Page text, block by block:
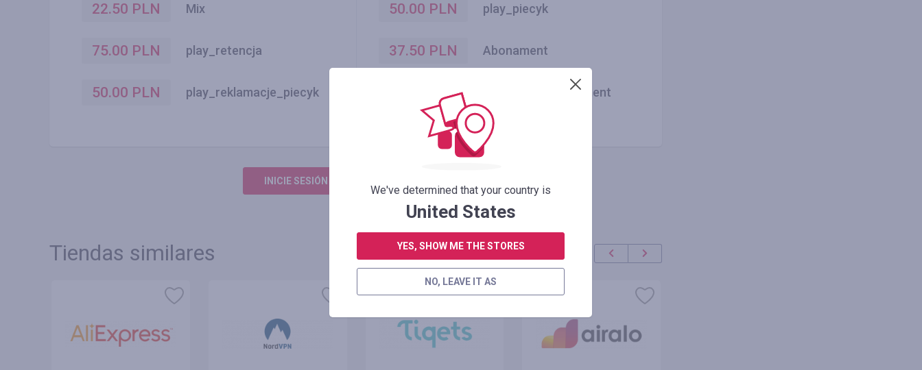
22.50 PLN Mix
75.00 PLN play_retencja
50.00 PLN play_reklamacje_piecyk
50.00 PLN play_piecyk
37.50 PLN Abonament
PLN Internet na abonament
INICIE SESIÓN PARA DEJAR UNA RESEÑA
Tiendas similares
We've determined that your country is
United States
YES, SHOW ME THE STORES
NO, LEAVE IT AS